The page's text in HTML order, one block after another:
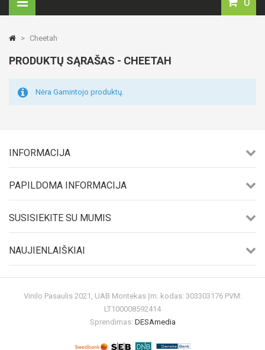
> Cheetah
PRODUKTŲ SĄRAŠAS - CHEETAH
Nėra Gamintojo produktų.
INFORMACIJA
PAPILDOMA INFORMACIJA
SUSISIEKITE SU MUMIS
NAUJIENLAIŠKIAI
Vinilo Pasaulis 2021, UAB Montekas Įm. kodas: 303303176 PVM:
LT100008592414
Sprendimas: DESAmedia